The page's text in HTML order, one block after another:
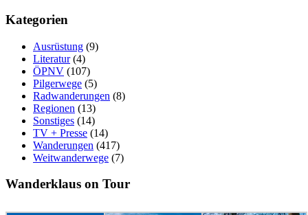
Kategorien
Ausrüstung (9)
Literatur(4)
ÖPNV (107)
Pilgerwege (5)
Radwanderungen (8)
Regionen (13)
Sonstiges (14)
TV + Presse (14)
Wanderungen (417)
Weitwanderwege (7)
Wanderklaus on Tour